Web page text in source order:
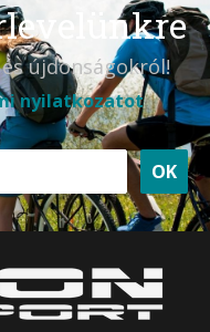
újdonságokról!
nyilatkozatot
OK